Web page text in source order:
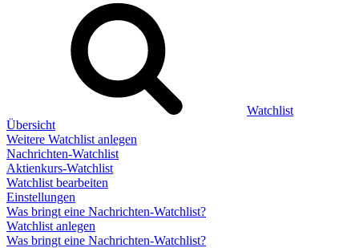
Watchlist
Übersicht
Weitere Watchlist anlegen
Nachrichten-Watchlist
Aktienkurs-Watchlist
Watchlist bearbeiten
Einstellungen
Was bringt eine Nachrichten-Watchlist?
Watchlist anlegen
Was bringt eine Nachrichten-Watchlist?